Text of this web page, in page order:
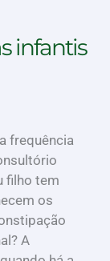
infantis
frequência
filho tem
os
A